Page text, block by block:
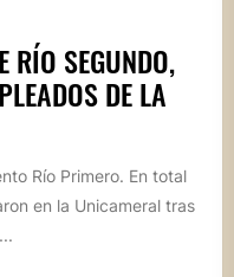
RÍO SEGUNDO,
DE LA
Río Primero. En total
en la Unicameral tras